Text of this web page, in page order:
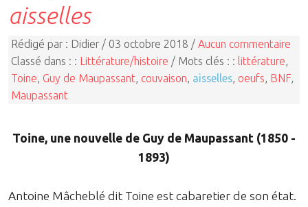
aisselles
Rédigé par : Didier / 03 octobre 2018 / Aucun commentaire
Classé dans : : Littérature/histoire / Mots clés : : littérature
Toine Guy de Maupassant couvaison aisselles oeufs BNF
Maupassant
Toine, une nouvelle de Guy de Maupassant (1850 -
1893)
Antoine Mâcheblé dit Toine est cabaretier de son état.